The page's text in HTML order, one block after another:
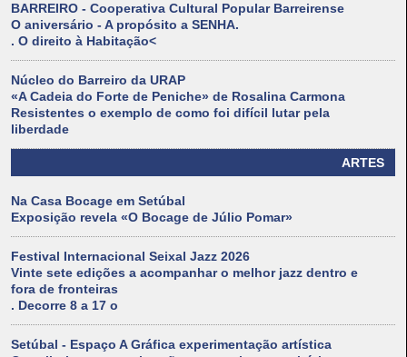
BARREIRO - Cooperativa Cultural Popular Barreirense
O aniversário - A propósito a SENHA.
. O direito à Habitação<
Núcleo do Barreiro da URAP
«A Cadeia do Forte de Peniche» de Rosalina Carmona
Resistentes o exemplo de como foi difícil lutar pela
liberdade
ARTES
Na Casa Bocage em Setúbal
Exposição revela «O Bocage de Júlio Pomar»
Festival Internacional Seixal Jazz 2026
Vinte sete edições a acompanhar o melhor jazz dentro e
fora de fronteiras
. Decorre 8 a 17 o
Setúbal - Espaço A Gráfica experimentação artística